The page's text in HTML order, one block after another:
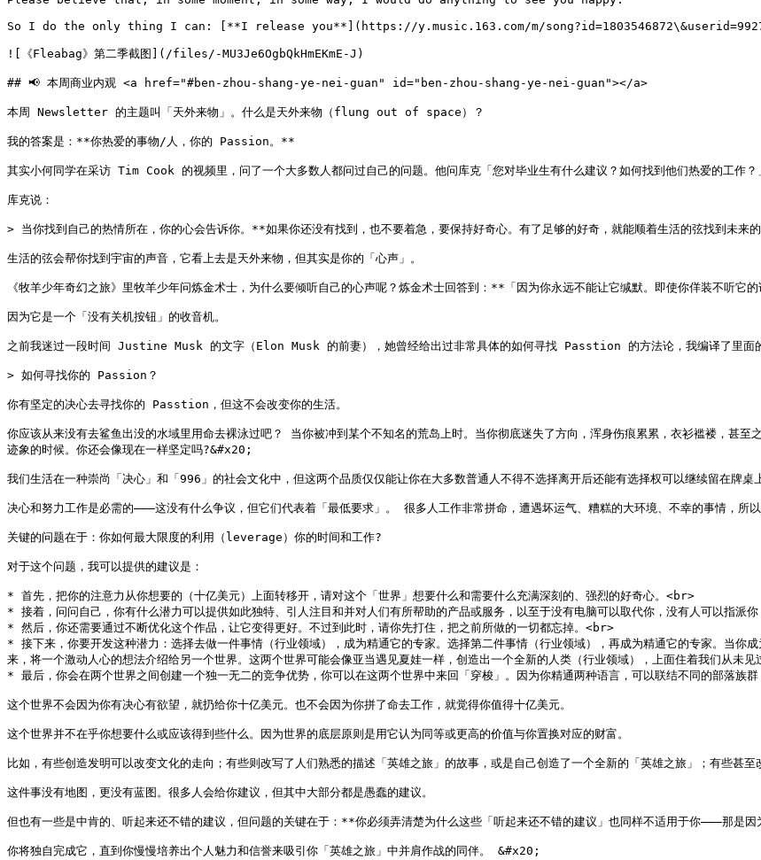
So I do the only thing I can: [**I release you**](https://y.music.163.com/m/
![《Fleabag》第二季截图](/files/-MU3Je6OgbQkHmEKmE-J)
## 📢 本周商业内观 <a href="#ben-zhou-shang-ye-nei-guan" id="ben-zhou-shang-ye-nei-guan"></a>
本周 Newsletter 的主题叫「天外来物」。什么是天外来物（flung out of space）？
我的答案是：**你热爱的事物/人，你的 Passion。**
其实小何同学在采访 Tim Cook 的视频里，问了一个大多数人都问过自己的问题。他问库克「您对毕业生有什么建议？如何找到他们热爱的工作？
库克说：
> 当你找到自己的热情所在，你的心会告诉你。**如果你还没有找到，也不要着急，要保持好奇心。有了足够的好奇，就能顺着生活的弦找到未来
生活的弦会帮你找到宇宙的声音，它看上去是天外来物，但其实是你的「心声」。
《牧羊少年奇幻之旅》里牧羊少年问炼金术士，为什么要倾听自己的心声呢？炼金术士回答到：**「因为你永远不能让它缄默。即使你佯装不听它
因为它是一个「没有关机按钮」的收音机。
之前我迷过一段时间 Justine Musk 的文字（Elon Musk 的前妻），她曾经给出过非常具体的如何寻找 Passtion 的方法论，我编译了里面的
> 如何寻找你的 Passion？
你有坚定的决心去寻找你的 Passtion，但这不会改变你的生活。
你应该从来没有去鲨鱼出没的水域里用命去裸泳过吧？ 当你被冲到某个不知名的荒岛上时。当你彻底迷失了方向，浑身伤痕累累，衣衫褴褛，甚
迹象的时候。你还会像现在一样坚定吗?&#x20;
我们生活在一种崇尚「决心」和「996」的社会文化中，但这两个品质仅仅能让你在大多数普通人不得不选择离开后还能有选择权可以继续留在牌
决心和努力工作是必需的———这没有什么争议，但它们代表着「最低要求」。 很多人工作非常拼命，遭遇坏运气、糟糕的大环境、不幸的事情，所
关键的问题在于：你如何最大限度的利用（leverage）你的时间和工作?
对于这个问题，我可以提供的建议是：
* 首先，把你的注意力从你想要的（十亿美元）上面转移开，请对这个「世界」想要什么和需要什么充满深刻的、强烈的好奇心。<br>
* 接着，问问自己，你有什么潜力可以提供如此独特、引人注目和并对人们有所帮助的产品或服务，以至于没有电脑可以取代你，没有人可以指派
* 然后，你还需要通过不断优化这个作品，让它变得更好。不过到此时，请你先打住，把之前所做的一切都忘掉。<br>
* 接下来，你要开发这种潜力：选择去做一件事情（行业领域），成为精通它的专家。选择第二件事情（行业领域），再成为精通它的专家。当你
来，将一个激动人心的想法介绍给另一个世界。这两个世界可能会像亚当遇见夏娃一样，创造出一个全新的人类（行业领域），上面住着我们从未
* 最后，你会在两个世界之间创建一个独一无二的竞争优势，你可以在这两个世界中来回「穿梭」。因为你精通两种语言，可以联结不同的部落族
这个世界不会因为你有决心有欲望，就扔给你十亿美元。也不会因为你拼了命去工作，就觉得你值得十亿美元。
这个世界并不在乎你想要什么或应该得到些什么。因为世界的底层原则是用它认为同等或更高的价值与你置换对应的财富。
比如，有些创造发明可以改变文化的走向；有些则改写了人们熟悉的描述「英雄之旅」的故事，或是自己创造了一个全新的「英雄之旅」；有些甚
这件事没有地图，更没有蓝图。很多人会给你建议，但其中大部分都是愚蠢的建议。
但也有一些是中肯的、听起来还不错的建议，但问题的关键在于：**你必须弄清楚为什么这些「听起来还不错的建议」也同样不适用于你———那是
你将独自完成它，直到你慢慢培养出个人魅力和信誉来吸引你「英雄之旅」中并肩作战的同伴。 &#x20;